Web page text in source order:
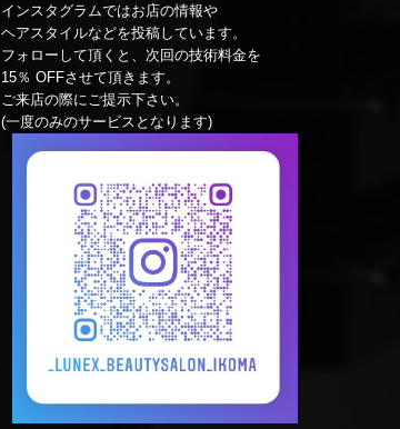
インスタグラムではお店の情報や
ヘアスタイルなどを投稿しています。
フォローして頂くと、次回の技術料金を
15％ OFFさせて頂きます。
ご来店の際にご提示下さい。
(一度のみのサービスとなります)